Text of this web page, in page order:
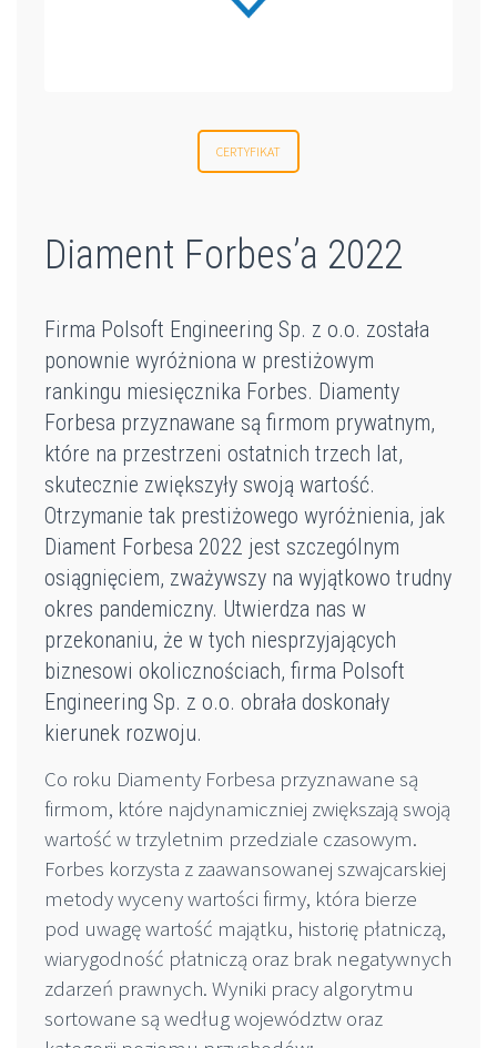
CERTYFIKAT
Diament Forbes’a 2022
Firma Polsoft Engineering Sp. z o.o. została
ponownie wyróżniona w prestiżowym
rankingu miesięcznika Forbes. Diamenty
Forbesa przyznawane są firmom prywatnym,
które na przestrzeni ostatnich trzech lat,
skutecznie zwiększyły swoją wartość.
Otrzymanie tak prestiżowego wyróżnienia, jak
Diament Forbesa 2022 jest szczególnym
osiągnięciem, zważywszy na wyjątkowo trudny
okres pandemiczny. Utwierdza nas w
przekonaniu, że w tych niesprzyjających
biznesowi okolicznościach, firma Polsoft
Engineering Sp. z o.o. obrała doskonały
kierunek rozwoju.
Co roku Diamenty Forbesa przyznawane są
firmom, które najdynamiczniej zwiększają swoją
wartość w trzyletnim przedziale czasowym.
Forbes korzysta z zaawansowanej szwajcarskiej
metody wyceny wartości firmy, która bierze
pod uwagę wartość majątku, historię płatniczą,
wiarygodność płatniczą oraz brak negatywnych
zdarzeń prawnych. Wyniki pracy algorytmu
sortowane są według województw oraz